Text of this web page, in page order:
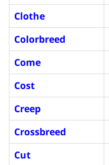
Clothe
Colorbreed
Come
Cost
Creep
Crossbreed
Cut